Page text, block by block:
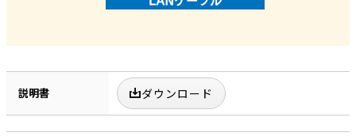
説明書 ダウンロード